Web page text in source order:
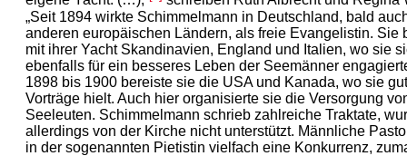
„Seit 1894 wirkte Schimmelmann in Deutschland, bald
anderen europäischen Ländern, als freie Evangelistin. Sie
mit ihrer Yacht Skandinavien, England und Italien, wo sie
ebenfalls für ein besseres Leben der Seemänner
1898 bis 1900 bereiste sie die USA und Kanada, wo sie
Vorträge hielt. Auch hier organisierte sie die Versorgung
Seeleuten. Schimmelmann schrieb zahlreiche Traktate,
allerdings von der Kirche nicht unterstützt. Männliche
in der sogenannten Pietistin vielfach eine Konkurrenz,